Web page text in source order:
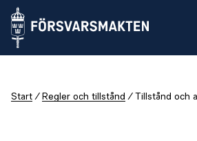
Start Regler och tillstånd Tillstånd och